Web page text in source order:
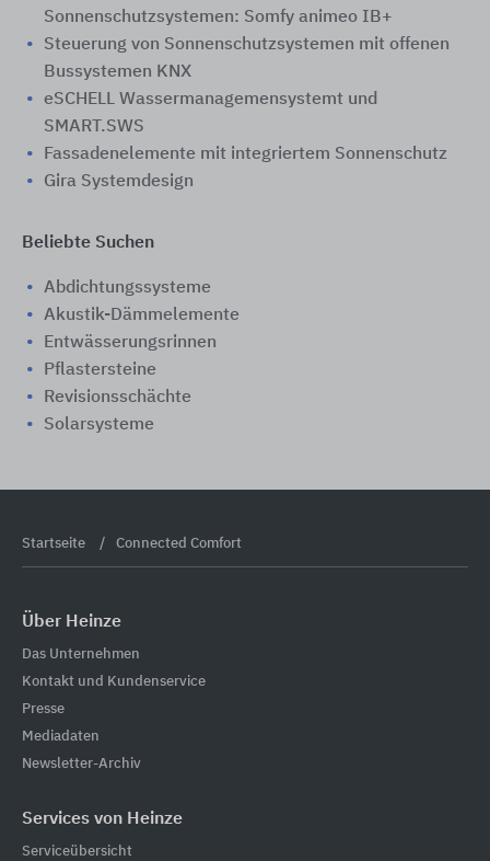
Sonnenschutzsystemen: Somfy animeo IB+
Steuerung von Sonnenschutzsystemen mit offenen
Bussystemen KNX
eSCHELL Wassermanagemensystemt und
SMART.SWS
Fassadenelemente mit integriertem Sonnenschutz
Gira Systemdesign
Beliebte Suchen
Abdichtungssysteme
Akustik-Dämmelemente
Entwässerungsrinnen
Pflastersteine
Revisionsschächte
Solarsysteme
Startseite Connected Comfort
Über Heinze
Das Unternehmen
Kontakt und Kundenservice
Presse
Mediadaten
Newsletter-Archiv
Services von Heinze
Serviceübersicht